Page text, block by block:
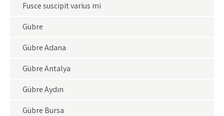
Fusce suscipit varius mi
Gübre
Gübre Adana
Gübre Antalya
Gübre Aydın
Gübre Bursa